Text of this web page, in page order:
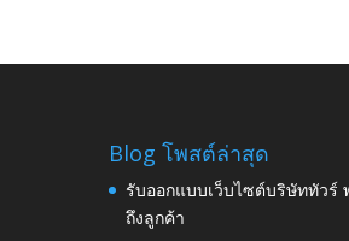
Blog โพสต์ล่าสุด
รับออกแบบเว็บไซต์บริษัททัวร์
ถึงลูกค้า